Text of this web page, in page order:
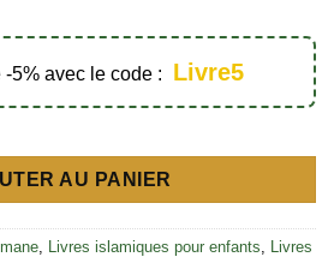
-5% avec le code : Livre5
Tome 5 (Ça glisse) - Bdouin
AU PANIER
Livres islamiques pour enfants
Livres